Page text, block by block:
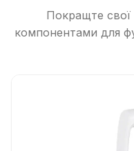
Покращте свої
компонентами для